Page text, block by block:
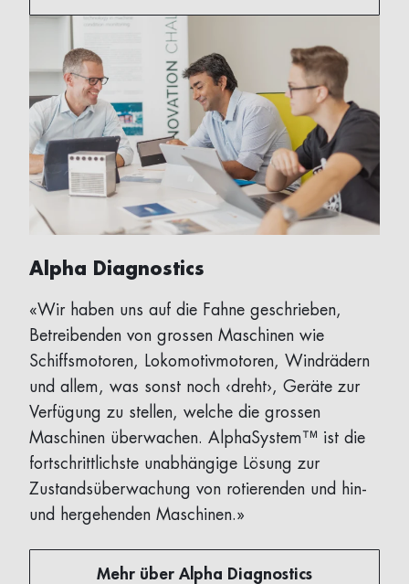
Alpha Diagnostics
«Wir haben uns auf die Fahne geschrieben,
Betreibenden von grossen Maschinen wie
Schiffsmotoren, Lokomotivmotoren, Windrädern
und allem, was sonst noch ‹dreht›, Geräte zur
Verfügung zu stellen, welche die grossen
Maschinen überwachen. AlphaSystem™ ist die
fortschrittlichste unabhängige Lösung zur
Zustandsüberwachung von rotierenden und hin-
und hergehenden Maschinen.»
Mehr über Alpha Diagnostics